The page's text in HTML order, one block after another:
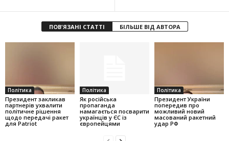
ПОВ'ЯЗАНІ СТАТТІ БІЛЬШЕ ВІД АВТОРА
Політика
Президент закликав
партнерів ухвалити
політичне рішення
щодо передачі ракет
для Patriot
Політика
Як російська
пропаганда
намагається посварити
українців у ЄС із
європейцями
Політика
Президент України
попередив про
можливий новий
масований ракетний
удар РФ